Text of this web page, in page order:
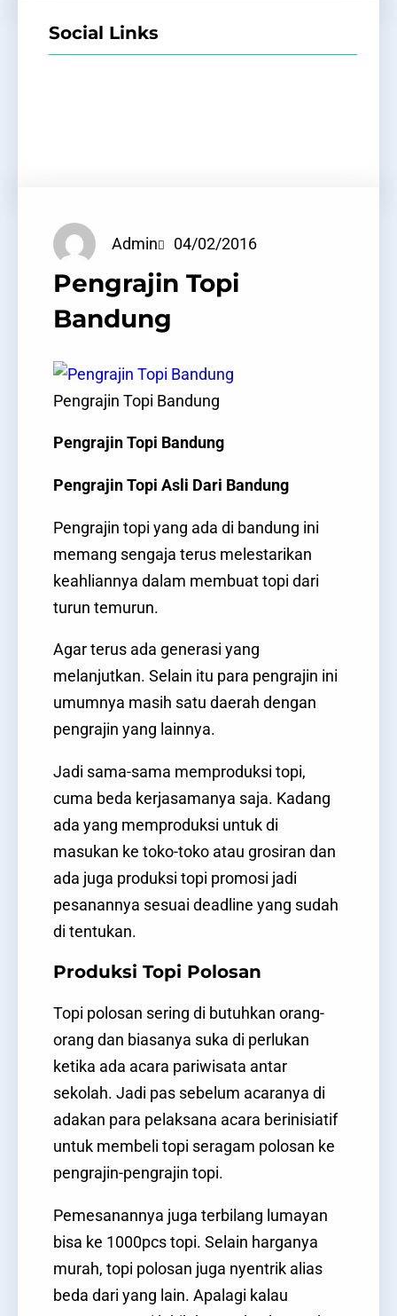
Social Links
Admin 04/02/2016
Pengrajin Topi
Bandung
Pengrajin Topi Bandung
Pengrajin Topi Bandung
Pengrajin Topi Asli Dari Bandung
Pengrajin topi yang ada di bandung ini
memang sengaja terus melestarikan
keahliannya dalam membuat topi dari
turun temurun.
Agar terus ada generasi yang
melanjutkan. Selain itu para pengrajin ini
umumnya masih satu daerah dengan
pengrajin yang lainnya.
Jadi sama-sama memproduksi topi,
cuma beda kerjasamanya saja. Kadang
ada yang memproduksi untuk di
masukan ke toko-toko atau grosiran dan
ada juga produksi topi promosi jadi
pesanannya sesuai deadline yang sudah
di tentukan.
Produksi Topi Polosan
Topi polosan sering di butuhkan orang-
orang dan biasanya suka di perlukan
ketika ada acara pariwisata antar
sekolah. Jadi pas sebelum acaranya di
adakan para pelaksana acara berinisiatif
untuk membeli topi seragam polosan ke
pengrajin-pengrajin topi.
Pemesanannya juga terbilang lumayan
bisa ke 1000pcs topi. Selain harganya
murah, topi polosan juga nyentrik alias
beda dari yang lain. Apalagi kalau